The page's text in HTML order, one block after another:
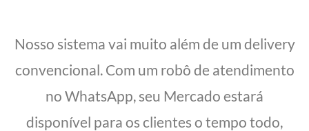
Nosso sistema vai muito além de um delivery
convencional. Com um robô de atendimento
no WhatsApp, seu Mercado estará
disponível para os clientes o tempo todo,